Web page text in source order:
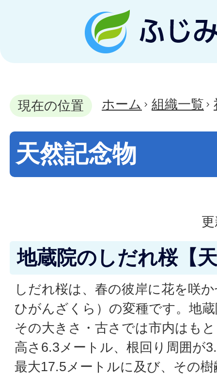
現在の位置 ホーム 組織一覧
天然記念物
地蔵院のしだれ桜【
しだれ桜は、春の彼岸に花を咲
ひがんざくら）の変種です。地
その大きさ・古さでは市内はも
高さ6.3メートル、根回り周囲が
最大17.5メートルに及び、その